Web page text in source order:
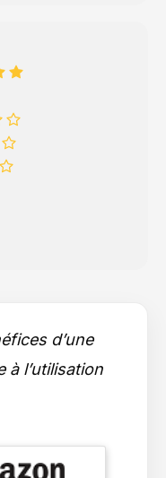
d’une
à l’utilisation